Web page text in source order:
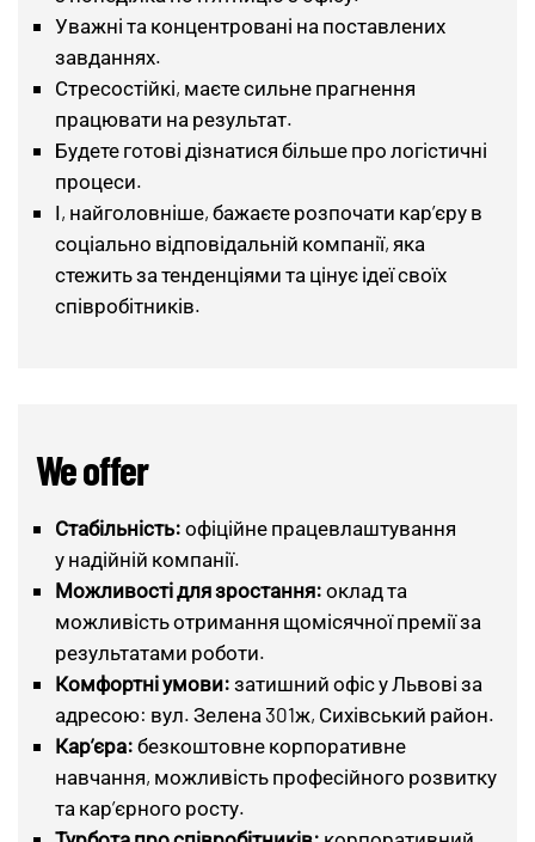
Уважні та концентровані на поставлених
завданнях.
Стресостійкі, маєте сильне прагнення
працювати на результат.
Будете готові дізнатися більше про логістичні
процеси.
І, найголовніше, бажаєте розпочати кар’єру в
соціально відповідальній компанії, яка
стежить за тенденціями та цінує ідеї своїх
співробітників.
We offer
Стабільність: офіційне працевлаштування
у надійній компанії.
Можливості для зростання: оклад та
можливість отримання щомісячної премії за
результатами роботи.
Комфортні умови: затишний офіс у Львові за
адресою: вул. Зелена 301ж, Сихівський район.
Кар’єра: безкоштовне корпоративне
навчання, можливість професійного розвитку
та кар’єрного росту.